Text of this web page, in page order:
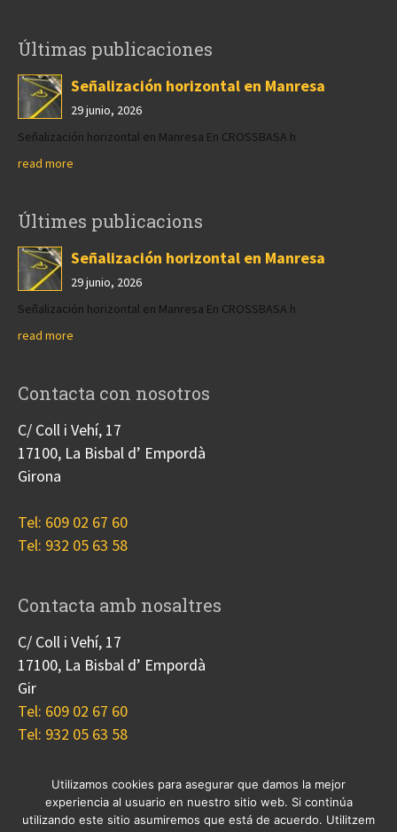
Últimas publicaciones
Señalización horizontal en Manresa
29 junio, 2026
Señalización horizontal en Manresa En CROSSBASA h
read more
Últimes publicacions
Señalización horizontal en Manresa
29 junio, 2026
Señalización horizontal en Manresa En CROSSBASA h
read more
Contacta con nosotros
C/ Coll i Vehí, 17
17100, La Bisbal d’ Empordà
Girona
Tel: 609 02 67 60
Tel: 932 05 63 58
Contacta amb nosaltres
C/ Coll i Vehí, 17
17100, La Bisbal d’ Empordà
Gir
Tel: 609 02 67 60
Tel: 932 05 63 58
Nosotros Proyectos Blog
Contacto
Utilizamos cookies para asegurar que damos la mejor
experiencia al usuario en nuestro sitio web. Si continúa
utilizando este sitio asumiremos que está de acuerdo. Utilitzem